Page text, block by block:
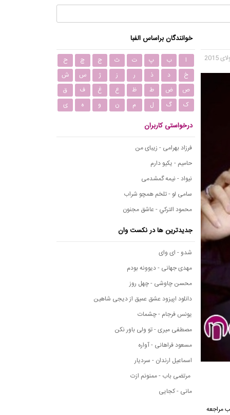
مراجعه
خوانندگان براساس الفبا
ا ب پ ت ث ج چ
ح
خ
د ذ ر ز ژ س
ش
ص
ض ط ظ ع غ ف
ق
ک
گ ل م ن و ه ی
درخواستی کاربران
فرزاد بهرامی - زیبای من
حامیم - یکیو دارم
نیواد - نیمه گمشدمی
سامی لو - تلخم همچو شراب
محمود التركي - عاشق مجنون
جدیدترین ها در نکست وان
شدو - ای وای
مهدی جهانی - دیوونه بودم
محسن چاوشی - چهل روز
دانلود اپیزود عشق عمیق از دیجی شاهین
یونس فرجام - چشمات
مصطفی میری - تو ولی باور نکن
مسعود فراهانی - آواره
اسماعیل ارندان - سردیار
مرتضی باب - ممنونم ازت
مانی - کجایی